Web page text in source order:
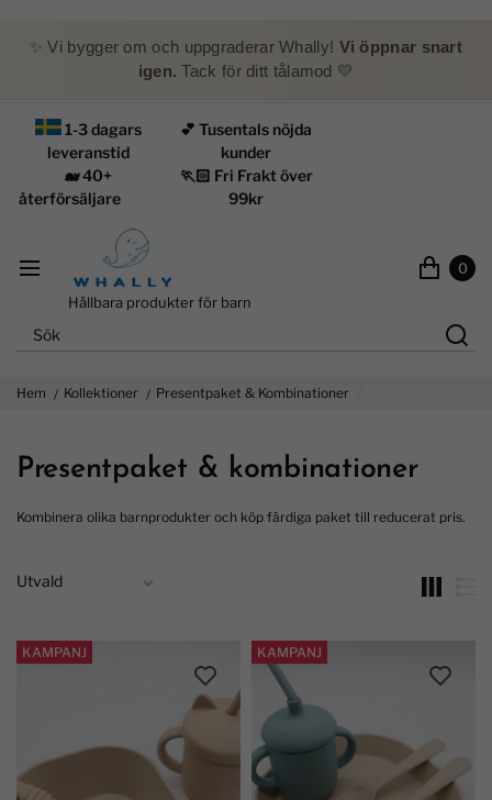
✨ Vi bygger om och uppgraderar Whally! Vi öppnar snart
igen. Tack för ditt tålamod 💛
1-3 dagars
leveranstid
🐋 40+
återförsäljare
💕 Tusentals nöjda
kunder
🏃🏻 Fri Frakt över
99kr
Hållbara produkter för barn
0
Hem Kollektioner Presentpaket & Kombinationer
Presentpaket & kombinationer
Kombinera olika barnprodukter och köp färdiga paket till reducerat pris.
KAMPANJ KAMPANJ